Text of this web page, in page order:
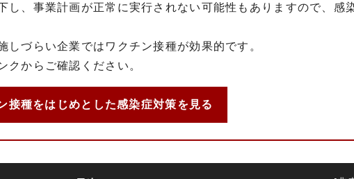
し、事業計画が正常に実行されない可能性もありますので、感
づらい企業ではワクチン接種が効果的です。
クからご確認ください。
接種をはじめとした感染症対策を見る